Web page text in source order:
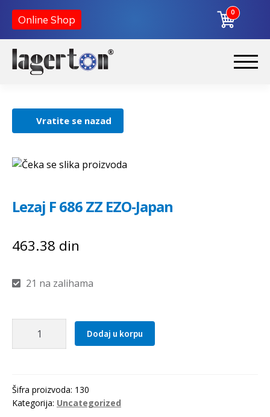
Online Shop
0
Početna
O nama
Kontakt
Vratite se nazad
Lezaj F 686 ZZ EZO-Japan
463.38 din
21 na zalihama
EZO-
Japan
Dodaj u korpu
Šifra proizvoda: 130
Kategorija: Uncategorized